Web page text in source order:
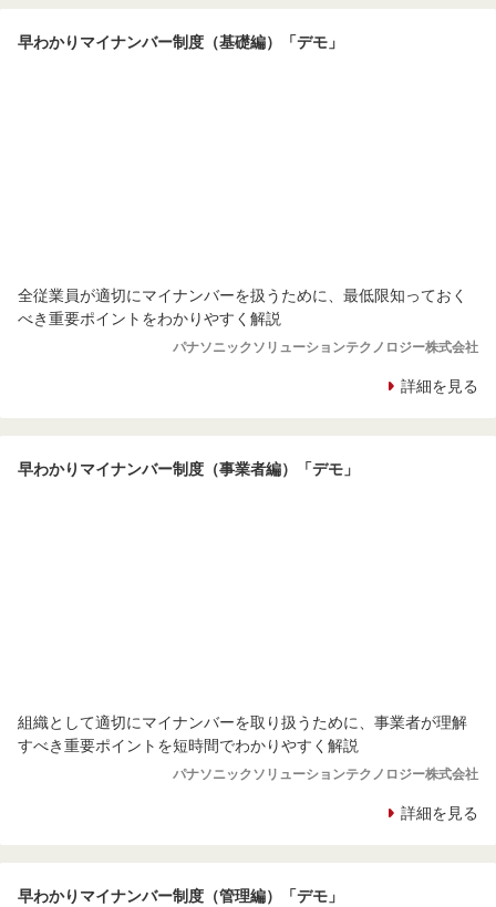
早わかりマイナンバー制度（基礎編）「デモ」
全従業員が適切にマイナンバーを扱うために、最低限知っておく
べき重要ポイントをわかりやすく解説
パナソニックソリューションテクノロジー株式会社
詳細を見る
早わかりマイナンバー制度（事業者編）「デモ」
組織として適切にマイナンバーを取り扱うために、事業者が理解
すべき重要ポイントを短時間でわかりやすく解説
パナソニックソリューションテクノロジー株式会社
詳細を見る
早わかりマイナンバー制度（管理編）「デモ」